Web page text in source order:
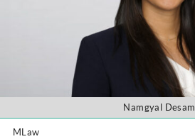
Namgyal Desam
MLaw